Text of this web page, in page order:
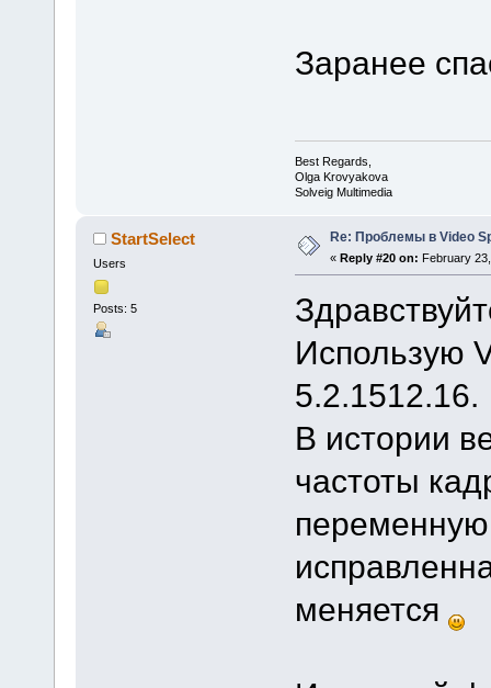
Заранее
Best Regards,
Olga Krovyakova
Solveig Multimedia
StartSelect
Users
Posts: 5
Re: Проблемы в Video
« Reply #20 on: February
Использую
5.2.1512.16.
В истории
частоты
меняется